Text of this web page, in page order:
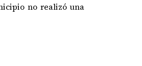
no realizó una